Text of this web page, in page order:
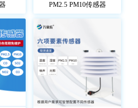
PM2.5 PM10传感器